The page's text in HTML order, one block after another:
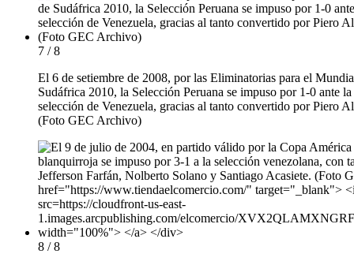
7 / 8
El 6 de setiembre de 2008, por las Eliminatorias para el
Sudáfrica 2010, la Selección Peruana se impuso por 1-0 ante la
selección de Venezuela, gracias al tanto convertido por Piero
(Foto GEC Archivo)
8 / 8